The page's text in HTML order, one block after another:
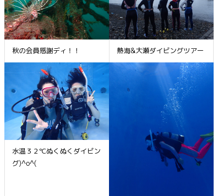
秋の会員感謝ディ！！ 熱海&大瀬ダイビングツアー
水温３２℃ぬくぬくダイビン
グ)^o^(